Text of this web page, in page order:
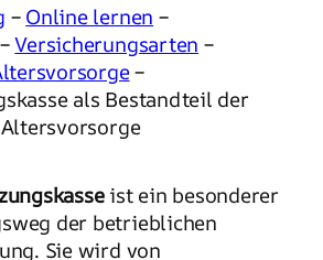
–Online lernen –
–Versicherungsarten –
–
als Bestandteil der
ist ein besonderer
der betrieblichen
Sie wird von